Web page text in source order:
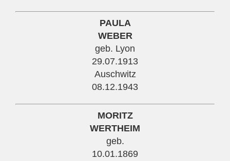
PAULA
WEBER
geb. Lyon
29.07.1913
Auschwitz
08.12.1943
MORITZ
WERTHEIM
geb.
10.01.1869